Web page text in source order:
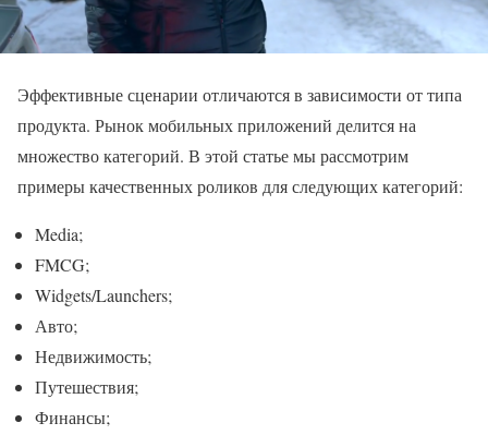
Эффективные сценарии отличаются в зависимости от типа
продукта. Рынок мобильных приложений делится на
множество категорий. В этой статье мы рассмотрим
примеры качественных роликов для следующих категорий:
Media;
FMCG;
Widgets/Launchers;
Авто;
Недвижимость;
Путешествия;
Финансы;